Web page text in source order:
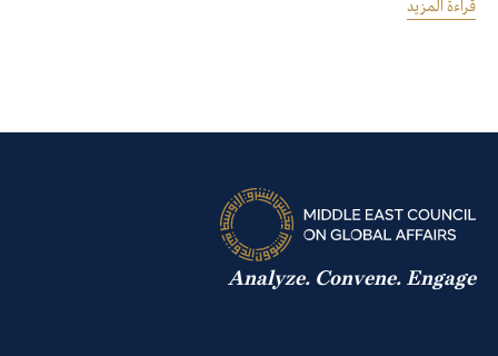
البحرية الحيوية. ومع تزايد التحديات الجيوسياسية في الخليج،
قراءة المزيد
Analyze. Convene. Engage